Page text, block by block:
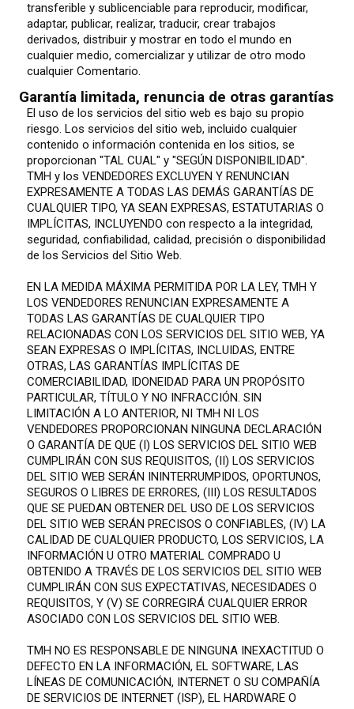
transferible y sublicenciable para reproducir, modificar,
adaptar, publicar, realizar, traducir, crear trabajos
derivados, distribuir y mostrar en todo el mundo en
cualquier medio, comercializar y utilizar de otro modo
cualquier Comentario.
Garantía limitada, renuncia de otras garantías
El uso de los servicios del sitio web es bajo su propio
riesgo. Los servicios del sitio web, incluido cualquier
contenido o información contenida en los sitios, se
proporcionan "TAL CUAL" y "SEGÚN DISPONIBILIDAD".
TMH y los VENDEDORES EXCLUYEN Y RENUNCIAN
EXPRESAMENTE A TODAS LAS DEMÁS GARANTÍAS DE
CUALQUIER TIPO, YA SEAN EXPRESAS, ESTATUTARIAS O
IMPLÍCITAS, INCLUYENDO con respecto a la integridad,
seguridad, confiabilidad, calidad, precisión o disponibilidad
de los Servicios del Sitio Web.
EN LA MEDIDA MÁXIMA PERMITIDA POR LA LEY, TMH Y
LOS VENDEDORES RENUNCIAN EXPRESAMENTE A
TODAS LAS GARANTÍAS DE CUALQUIER TIPO
RELACIONADAS CON LOS SERVICIOS DEL SITIO WEB, YA
SEAN EXPRESAS O IMPLÍCITAS, INCLUIDAS, ENTRE
OTRAS, LAS GARANTÍAS IMPLÍCITAS DE
COMERCIABILIDAD, IDONEIDAD PARA UN PROPÓSITO
PARTICULAR, TÍTULO Y NO INFRACCIÓN. SIN
LIMITACIÓN A LO ANTERIOR, NI TMH NI LOS
VENDEDORES PROPORCIONAN NINGUNA DECLARACIÓN
O GARANTÍA DE QUE (I) LOS SERVICIOS DEL SITIO WEB
CUMPLIRÁN CON SUS REQUISITOS, (II) LOS SERVICIOS
DEL SITIO WEB SERÁN ININTERRUMPIDOS, OPORTUNOS,
SEGUROS O LIBRES DE ERRORES, (III) LOS RESULTADOS
QUE SE PUEDAN OBTENER DEL USO DE LOS SERVICIOS
DEL SITIO WEB SERÁN PRECISOS O CONFIABLES, (IV) LA
CALIDAD DE CUALQUIER PRODUCTO, LOS SERVICIOS, LA
INFORMACIÓN U OTRO MATERIAL COMPRADO U
OBTENIDO A TRAVÉS DE LOS SERVICIOS DEL SITIO WEB
CUMPLIRÁN CON SUS EXPECTATIVAS, NECESIDADES O
REQUISITOS, Y (V) SE CORREGIRÁ CUALQUIER ERROR
ASOCIADO CON LOS SERVICIOS DEL SITIO WEB.
TMH NO ES RESPONSABLE DE NINGUNA INEXACTITUD O
DEFECTO EN LA INFORMACIÓN, EL SOFTWARE, LAS
LÍNEAS DE COMUNICACIÓN, INTERNET O SU COMPAÑÍA
DE SERVICIOS DE INTERNET (ISP), EL HARDWARE O